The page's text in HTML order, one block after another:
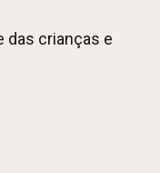
das crianças e